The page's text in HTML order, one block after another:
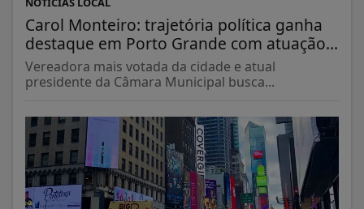
Carol Monteiro: trajetória política ganha
destaque em Porto Grande com atuação...
Vereadora mais votada da cidade e atual
presidente da Câmara Municipal busca...